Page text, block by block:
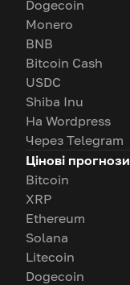
Dogecoin
Monero
BNB
Bitcoin Cash
USDC
Shiba Inu
На Wordpress
Через Telegram
Цінові прогнози
Bitcoin
XRP
Ethereum
Solana
Litecoin
Dogecoin